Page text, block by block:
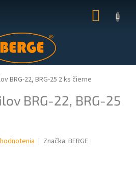
KOŠÍK
BRG-22, BRG-25 2 ks čierne
BRG-22, BRG-25
Značka: BERGE